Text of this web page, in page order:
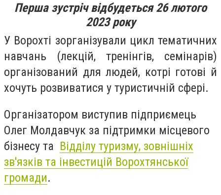
Перша зустріч відбудеться 26 лютого
2023 року
У Ворохті зорганізували цикл тематичних
навчань (лекцій, тренінгів, семінарів)
організований для людей, котрі готові й
хочуть розвиватися у туристичній сфері.
Організатором виступив підприємець
Олег Молдавчук за підтримки місцевого
бізнесу та Відділу туризму, зовнішніх
зв'язків та інвестицій Ворохтянської
громади.